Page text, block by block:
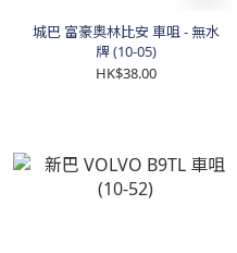
城巴 富豪奧林比安 車咀 - 無水
牌 (10-05)
HK$38.00